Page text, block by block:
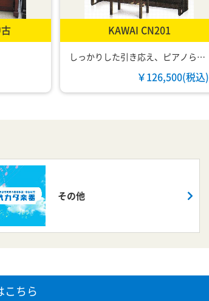
KAWAI CN201
しっかりした引き応え、ピアノらしさを追求したベーシックモデル
￥126,500(税込)
その他
こちら